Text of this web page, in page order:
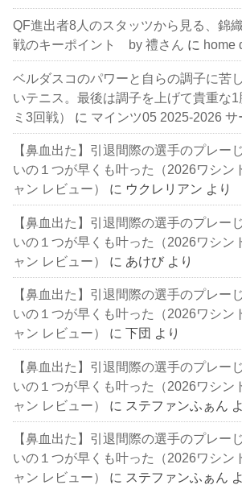
QF進出者8人のスタッツから見る、錦
戦のキーポイント by 禮さん に home
ベルダスコのパワーと自らの調子に苦
いテニス。最後は調子を上げて貴重な
ミ3回戦）
に マインツ05 2025-2026 サ
【鼻血出た】引退間際の選手のプレー
いの１つが早くも叶った（2026ワシン
ャン レビュー）
に ウクレリアン より
【鼻血出た】引退間際の選手のプレー
いの１つが早くも叶った（2026ワシン
ャン レビュー）
に あけび より
【鼻血出た】引退間際の選手のプレー
いの１つが早くも叶った（2026ワシン
ャン レビュー）
に下団 より
【鼻血出た】引退間際の選手のプレー
いの１つが早くも叶った（2026ワシン
ャン レビュー）
に ステファンふぁん
【鼻血出た】引退間際の選手のプレー
いの１つが早くも叶った（2026ワシン
ャン レビュー）
に ステファンふぁん